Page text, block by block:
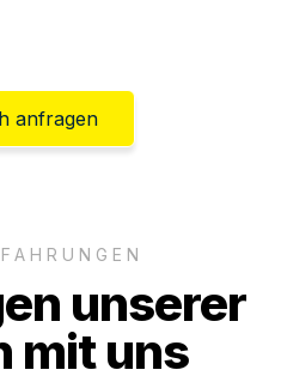
anfragen
unserer
mit uns